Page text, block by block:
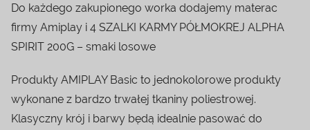
Do każdego zakupionego worka dodajemy materac
firmy Amiplay i 4 SZALKI KARMY PÓŁMOKREJ ALPHA
SPIRIT 200G – smaki losowe
Produkty AMIPLAY Basic to jednokolorowe produkty
wykonane z bardzo trwałej tkaniny poliestrowej.
Klasyczny krój i barwy będą idealnie pasować do